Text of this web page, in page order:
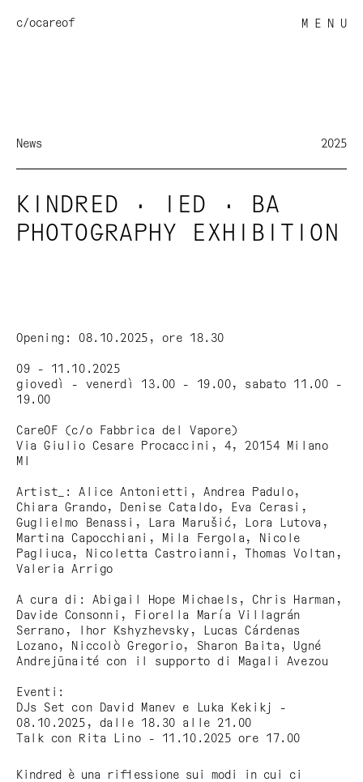
c/ocareof M E N U
News 2025
KINDRED · IED · BA
PHOTOGRAPHY EXHIBITION
Opening: 08.10.2025, ore 18.30
09 - 11.10.2025
giovedì - venerdì 13.00 - 19.00, sabato 11.00 -
19.00
CareOF (c/o Fabbrica del Vapore)
Via Giulio Cesare Procaccini, 4, 20154 Milano
MI
Artist_: Alice Antonietti, Andrea Padulo,
Chiara Grando, Denise Cataldo, Eva Cerasi,
Guglielmo Benassi, Lara Marušić, Lora Lutova,
Martina Capocchiani, Mila Fergola, Nicole
Pagliuca, Nicoletta Castroianni, Thomas Voltan,
Valeria Arrigo
A cura di: Abigail Hope Michaels, Chris Harman,
Davide Consonni, Fiorella María Villagrán
Serrano, Ihor Kshyzhevsky, Lucas Cárdenas
Lozano, Niccolò Gregorio, Sharon Baita, Ugné
Andrejūnaité con il supporto di Magali Avezou
Eventi:
DJs Set con David Manev e Luka Kekikj -
08.10.2025, dalle 18.30 alle 21.00
Talk con Rita Lino - 11.10.2025 ore 17.00
Kindred è una riflessione sui modi in cui ci